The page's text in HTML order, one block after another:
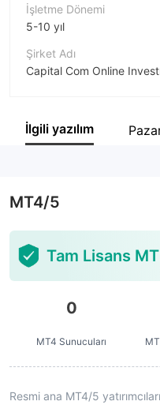
İşletme Dönemi
5-10 yıl
Şirket Adı
Capital Com Online
Şirket çalışanı
İlgili yazılım
MT4/5
Tam Lisans
0
MT4 Sunucuları
Resmi ana MT4/5